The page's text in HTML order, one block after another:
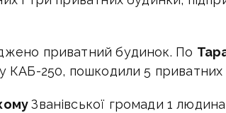
приватний будинок. По
КАБ-250, пошкодили 5 приватних
Званівської громади 1